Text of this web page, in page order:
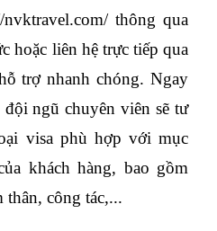
nvktravel.com/ thông qua
hoặc liên hệ trực tiếp qua
trợ nhanh chóng. Ngay
ngũ chuyên viên sẽ tư
visa phù hợp với mục
khách hàng, bao gồm
thân, công tác,...